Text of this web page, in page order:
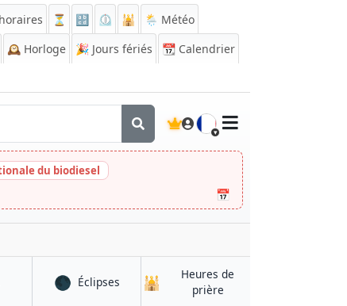
⏳ 🔡 ⏲️ 🕌
🌦️ Météo
🕰️ Horloge 🎉 Jours fériés 📆 Calendrier
🇫🇷
du biodiesel
📅
Khān Neshīn
🌑 Éclipsesà Khān Neshīn
🕌
Heures de
prièreà Khān Neshīn